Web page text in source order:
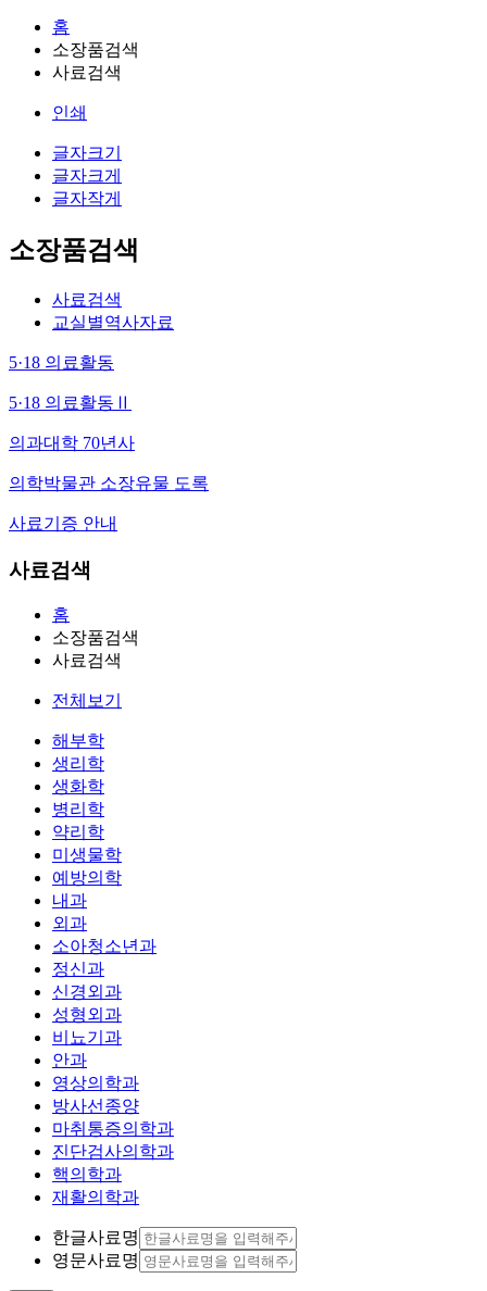
홈
소장품검색
사료검색
인쇄
글자크기
글자크게
글자작게
소장품검색
사료검색
교실별역사자료
5·18 의료활동
5·18 의료활동Ⅱ
의과대학 70년사
의학박물관 소장유물 도록
사료기증 안내
사료검색
홈
소장품검색
사료검색
전체보기
해부학
생리학
생화학
병리학
약리학
미생물학
예방의학
내과
외과
소아청소년과
정신과
신경외과
성형외과
비뇨기과
안과
영상의학과
방사선종양
마취통증의학과
진단검사의학과
핵의학과
재활의학과
한글사료명
영문사료명